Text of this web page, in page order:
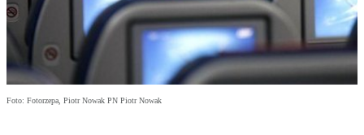
Foto: Fotorzepa, Piotr Nowak PN Piotr Nowak